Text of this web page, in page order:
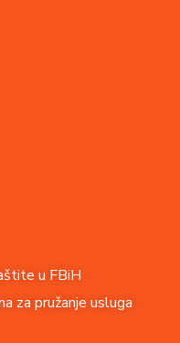
u FBiH
za pružanje usluga